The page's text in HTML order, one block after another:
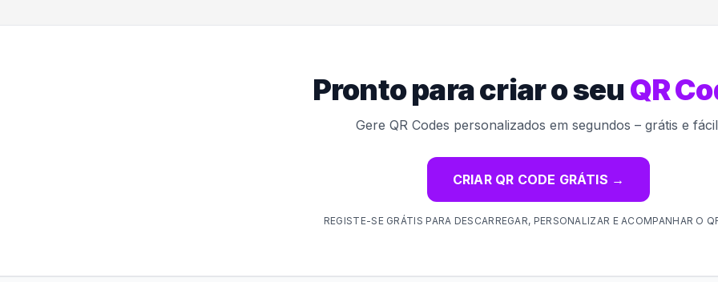
Pronto para criar o seu QR
Gere QR Codes personalizados em segundos – grátis e
CRIAR QR CODE GRÁTIS →
REGISTE-SE GRÁTIS PARA DESCARREGAR, PERSONALIZAR E ACOMPANHAR O